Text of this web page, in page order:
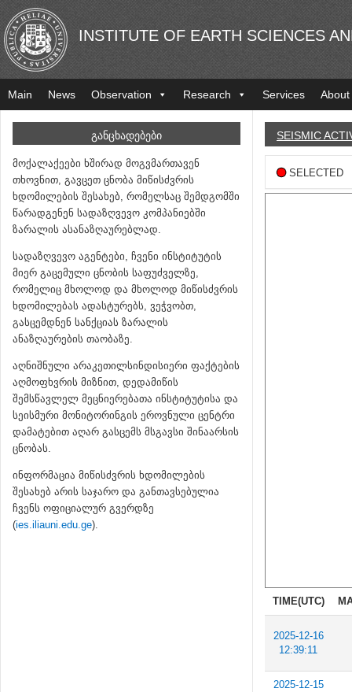
INSTITUTE OF EARTH SCIENCES
Main News Observation Research Services About
ᲒᲐᲜᲪᲮᲐᲓᲔᲑᲔᲑᲘ
მოქალაქეები ხშირად მოგვმართავენ
თხოვნით, გავცეთ ცნობა მიწისძვრის
ხდომილების შესახებ, რომელსაც შემდგომში
წარადგენენ სადაზღვევო კომპანიებში
ზარალის ასანაზღაურებლად.
სადაზღვევო აგენტები, ჩვენი ინსტიტუტის
მიერ გაცემული ცნობის საფუძველზე,
რომელიც მხოლოდ და მხოლოდ მიწისძვრის
ხდომილებას ადასტურებს, ვეჭვობთ,
გასცემდნენ სანქციას ზარალის
ანაზღაურების თაობაზე.
აღნიშნული არაკეთილსინდისიერი ფაქტების
აღმოფხვრის მიზნით, დედამიწის
შემსწავლელ მეცნიერებათა ინსტიტუტისა და
სეისმური მონიტორინგის ეროვნული ცენტრი
დამატებით აღარ გასცემს მსგავსი შინაარსის
ცნობას.
ინფორმაცია მიწისძვრის ხდომილების
შესახებ არის საჯარო და განთავსებულია
ჩვენს ოფიციალურ გვერდზე
(ies.iliauni.edu.ge).
SEISMIC
SELECTED
TIME(UTC)
2025-12-16
12:39:11
2025-12-15